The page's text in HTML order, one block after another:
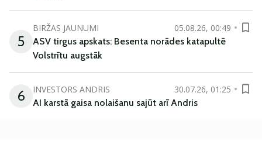
5
BIRŽAS JAUNUMI
05.08.26, 00:49
ASV tirgus apskats: Besenta norādes katapultē
Volstrītu augstāk
6 INVESTORS ANDRIS
30.07.26, 01:25
AI karstā gaisa nolaišanu sajūt arī Andris